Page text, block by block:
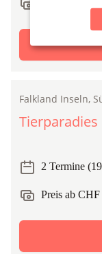
Falkland Inseln,
2 Termine
Preis ab